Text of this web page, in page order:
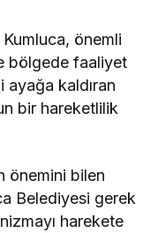
Kumluca, önemli
bölgede faaliyet
kaldıran
bir hareketlilik
önemini bilen
Belediyesi gerek
harekete